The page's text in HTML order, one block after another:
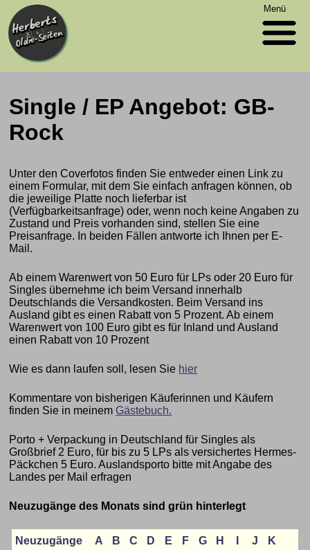
Menü
Single / EP Angebot: GB-
Rock
Unter den Coverfotos finden Sie entweder einen Link zu
einem Formular, mit dem Sie einfach anfragen können, ob
die jeweilige Platte noch lieferbar ist
(Verfügbarkeitsanfrage) oder, wenn noch keine Angaben zu
Zustand und Preis vorhanden sind, stellen Sie eine
Preisanfrage. In beiden Fällen antworte ich Ihnen per E-
Mail.
Ab einem Warenwert von 50 Euro für LPs oder 20 Euro für
Singles übernehme ich beim Versand innerhalb
Deutschlands die Versandkosten. Beim Versand ins
Ausland gibt es einen Rabatt von 5 Prozent. Ab einem
Warenwert von 100 Euro gibt es für Inland und Ausland
einen Rabatt von 10 Prozent
Wie es dann laufen soll, lesen Sie hier
Kommentare von bisherigen Käuferinnen und Käufern
finden Sie in meinem Gästebuch.
Porto + Verpackung in Deutschland für Singles als
Großbrief 2 Euro, für bis zu 5 LPs als versichertes Hermes-
Päckchen 5 Euro. Auslandsporto bitte mit Angabe des
Landes per Mail erfragen
Neuzugänge des Monats sind grün hinterlegt
Neuzugänge A B C D E F G H J
K